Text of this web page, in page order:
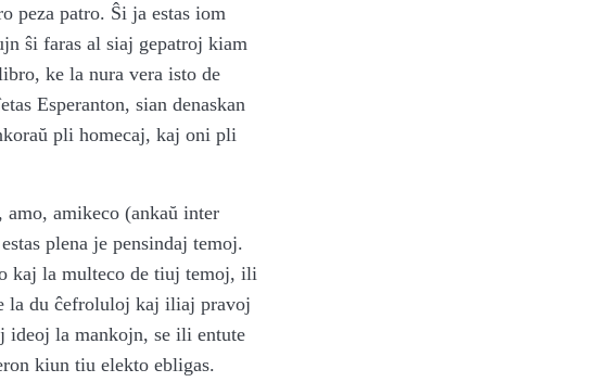
peza patro. Ŝi ja estas iom
ŝi faras al siaj gepatroj kiam
ke la nura vera isto de
Esperanton, sian denaskan
pli homecaj, kaj oni pli
amikeco (ankaŭ inter
plena je pensindaj temoj.
kaj la multeco de tiuj temoj, ili
la du ĉefroluloj kaj iliaj pravoj
ideoj la mankojn, se ili entute
kiun tiu elekto ebligas.